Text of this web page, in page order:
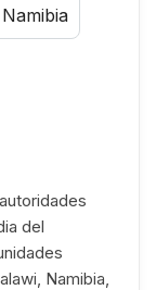
Namibia
del
Namibia,